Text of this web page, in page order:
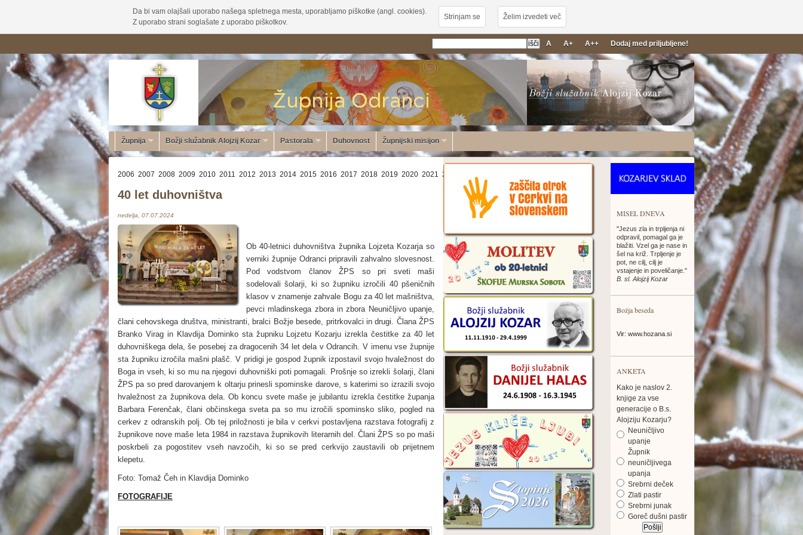
Da bi vam olajšali uporabo našega spletnega mesta, uporabljamo piškotke (angl. cookies).
Z uporabo strani soglašate z uporabo piškotkov.
Strinjam se Želim izvedeti več
A A+ A++ Dodaj med priljubljene!
Župnija Božji služabnik Alojzij Kozar Pastorala Duhovnost Župnijski misijon
MISEL DNEVA
"Jezus zla in trpljenja ni
odpravil, pomagal ga je
blažiti. Vzel ga je nase in
šel na križ. Trpljenje je
pot, ne cilj, cilj je
vstajenje in poveličanje."
B. sl. Alojzij Kozar
Božja beseda
Vir: www.hozana.si
ANKETA
Kako je naslov 2.
knjige za vse
generacije o B.s.
Alojziju Kozarju?
Neuničljivo
upanje
Župnik
neuničljivega
upanja
Srebrni deček
Zlati pastir
Srebrni junak
Goreč dušni pastir
2006 2007 2008 2009 2010 2011 2012 2013 2014 2015 2016 2017 2018 2019 2020 2021 2022
40 let duhovništva
nedelja, 07.07.2024
Ob 40-letnici duhovništva župnika Lojzeta Kozarja so
verniki župnije Odranci pripravili zahvalno slovesnost.
Pod vodstvom članov ŽPS so pri sveti maši
sodelovali šolarji, ki so župniku izročili 40 pšeničnih
klasov v znamenje zahvale Bogu za 40 let mašništva,
pevci mladinskega zbora in zbora Neuničljivo upanje,
člani cehovskega društva, ministranti, bralci Božje besede, pritrkovalci in drugi. Člana ŽPS
Branko Virag in Klavdija Dominko sta župniku Lojzetu Kozarju izrekla čestitke za 40 let
duhovniškega dela, še posebej za dragocenih 34 let dela v Odrancih. V imenu vse župnije
sta župniku izročila mašni plašč. V pridigi je gospod župnik izpostavil svojo hvaležnost do
Boga in vseh, ki so mu na njegovi duhovniški poti pomagali. Prošnje so izrekli šolarji, člani
ŽPS pa so pred darovanjem k oltarju prinesli spominske darove, s katerimi so izrazili svojo
hvaležnost za župnikova dela. Ob koncu svete maše je jubilantu izrekla čestitke županja
Barbara Ferenčak, člani občinskega sveta pa so mu izročili spominsko sliko, pogled na
cerkev z odranskih polj. Ob tej priložnosti je bila v cerkvi postavljena razstava fotografij z
župnikove nove maše leta 1984 in razstava župnikovih literarnih del. Člani ŽPS so po maši
poskrbeli za pogostitev vseh navzočih, ki so se pred cerkvijo zaustavili ob prijetnem
klepetu.
Foto: Tomaž Čeh in Klavdija Dominko
FOTOGRAFIJE